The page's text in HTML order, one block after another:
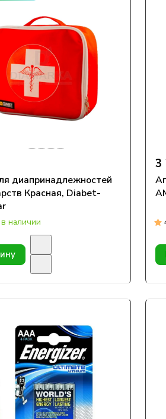
диапринадлежностей
Красная, Diabet-
наличии
3